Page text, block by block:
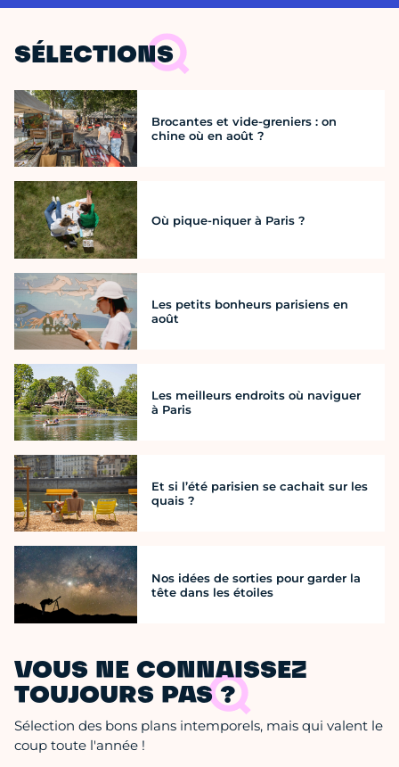
SÉLECTIONS
Brocantes et vide-greniers : on
chine où en août ?
Où pique-niquer à Paris ?
Les petits bonheurs parisiens en
août
Les meilleurs endroits où naviguer
à Paris
Et si l’été parisien se cachait sur les
quais ?
Nos idées de sorties pour garder la
tête dans les étoiles
VOUS NE CONNAISSEZ
TOUJOURS PAS ?
Sélection des bons plans intemporels, mais qui valent le
coup toute l'année !